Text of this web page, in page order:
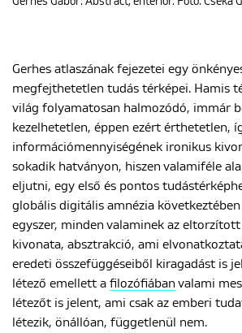
Gerhes atlaszának fejezetei egy
megfejthetetlen tudás térképei. Hamis
világ folyamatosan halmozódó, immár
kezelhetetlen, éppen ezért érthetetlen,
információmennyiségének ironikus
sokadik hatványon, hiszen valamiféle
eljutni, egy első és pontos
globális digitális amnézia
egyszer, minden valaminek az
kivonata, absztrakció, ami
eredeti összefüggéseiből kiragadást is
létező emellett a filozófiában valami
létezőt is jelent, ami csak az emberi
létezik, önállóan, függetlenül nem.